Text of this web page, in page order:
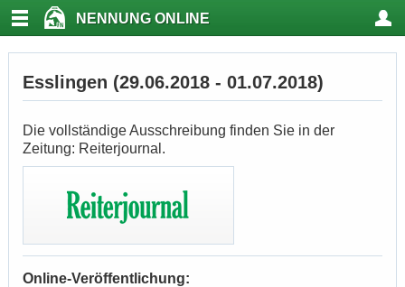
NENNUNG ONLINE
Esslingen (29.06.2018 - 01.07.2018)
Die vollständige Ausschreibung finden Sie in der
Zeitung: Reiterjournal.
Online-Veröffentlichung: